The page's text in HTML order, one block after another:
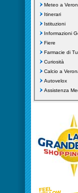
Meteo a
Itinerari
Istituzioni
Informazioni
Fiere
Farmacie di
Curiosità
Calcio a
Autovelox
Assistenza